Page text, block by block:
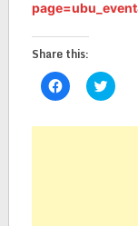
Share this:
Click
to
Facebook
Click
to